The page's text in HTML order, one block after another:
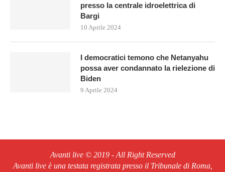
presso la centrale idroelettrica di
Bargi
10 Aprile 2024
I democratici temono che Netanyahu
possa aver condannato la rielezione di
Biden
9 Aprile 2024
Avanti live © 2019 - All Right Reserved
Avanti live è una testata registrata presso il Tribunale di Roma,